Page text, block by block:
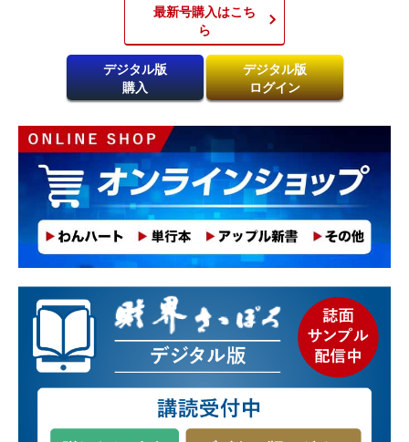
最新号購入はこち
ら​
デジタル版
購入
デジタル版
ログイン